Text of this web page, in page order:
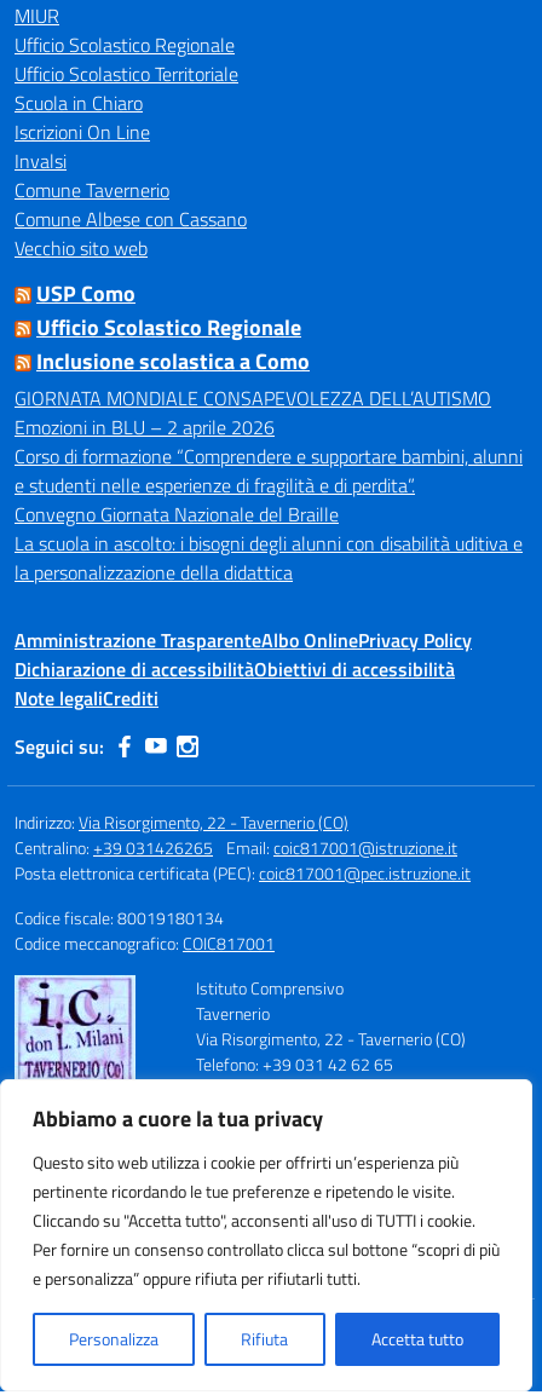
Abbiamo a cuore la tua privacy
Questo sito web utilizza i cookie per offrirti un’esperienza più
pertinente ricordando le tue preferenze e ripetendo le visite.
Cliccando su "Accetta tutto", acconsenti all'uso di TUTTI i cookie.
Per fornire un consenso controllato clicca sul bottone “scopri di più
e personalizza” oppure rifiuta per rifiutarli tutti.
Personalizza Rifiuta Accetta tutto
MIUR
Ufficio Scolastico Regionale
Ufficio Scolastico Territoriale
Scuola in Chiaro
Iscrizioni On Line
Invalsi
Comune Tavernerio
Comune Albese con Cassano
Vecchio sito web
USP Como
Ufficio Scolastico Regionale
Inclusione scolastica a Como
GIORNATA MONDIALE CONSAPEVOLEZZA DELL’AUTISMO
Emozioni in BLU – 2 aprile 2026
Corso di formazione “Comprendere e supportare bambini, alunni
e studenti nelle esperienze di fragilità e di perdita”.
Convegno Giornata Nazionale del Braille
La scuola in ascolto: i bisogni degli alunni con disabilità uditiva e
la personalizzazione della didattica
Amministrazione TrasparenteAlbo OnlinePrivacy Policy
Dichiarazione di accessibilitàObiettivi di accessibilità
Note legaliCrediti
Seguici su:
Indirizzo:Via Risorgimento, 22 - Tavernerio (CO)
Centralino:+39 031426265 Email:coic817001@istruzione.it
Posta elettronica certificata (PEC):coic817001@pec.istruzione.it
Codice fiscale: 80019180134
Codice meccanografico:COIC817001
Istituto Comprensivo
Tavernerio
Via Risorgimento, 22 - Tavernerio (CO)
Telefono: +39 031 42 62 65
E-mail: coic817001@istruzione.it
Codice Meccanografico: COIC817001
Codice Fiscale: 80019180134
Cod. IPA: istsc_coic817001
Codice Univoco Ufficio: UFN70S
Idea e progetto di Designers Italia